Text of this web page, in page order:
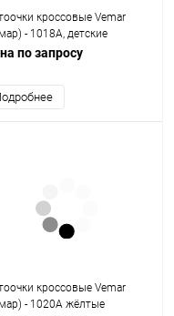
кроссовые Vemar
- 1018A, детские
по запросу
кроссовые Vemar
- 1020А жёлтые